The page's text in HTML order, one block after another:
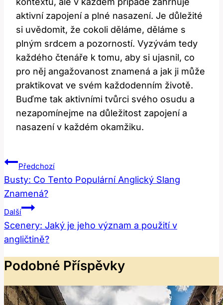
aktivní zapojení a plné nasazení. Je důležité
si uvědomit, že cokoli děláme, děláme s
plným srdcem a pozorností. Vyzývám tedy
každého čtenáře k tomu, aby si ujasnil, co
pro něj angažovanost znamená a jak ji může
praktikovat ve svém každodenním životě.
Buďme tak aktivními tvůrci svého osudu a
nezapomínejme na důležitost zapojení a
nasazení v každém okamžiku.
Navigace
Pro
Příspěvek
Předchozí
Busty: Co Tento Populární Anglický Slang
Znamená?
Další
Scenery: Jaký je jeho význam a použití v
angličtině?
Podobné Příspěvky